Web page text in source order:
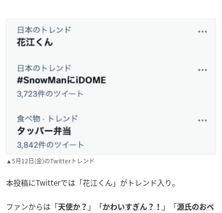
▲5月12日(金)のTwitterトレンド
本投稿にTwitterでは「花江くん」がトレンド入り。
ファンからは「天使か？ 」「かわいすぎん？！ 」「源氏のおべ